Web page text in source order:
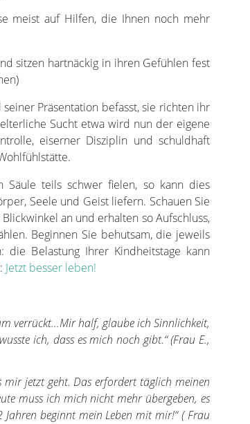
meist auf Hilfen, die Ihnen noch mehr
sitzen hartnäckig in ihren Gefühlen fest
Präsentation befasst, sie richten ihr
Sucht etwa wird nun der eigene
eiserner Disziplin und schuldhaft
teils schwer fielen, so kann dies
Seele und Geist liefern. Schauen Sie
an und erhalten so Aufschluss,
Beginnen Sie behutsam, die jeweils
Belastung Ihrer Kindheitstage kann
Jetzt besser leben!
verrückt…Mir half, glaube ich Sinnlichkeit,
ich, dass es mich noch gibt.“ (Frau E.,
mir jetzt geht. Das erfordert täglich meinen
muss ich mich nicht mehr übergeben, es
beginnt mein Leben mit mir!“ ( Frau